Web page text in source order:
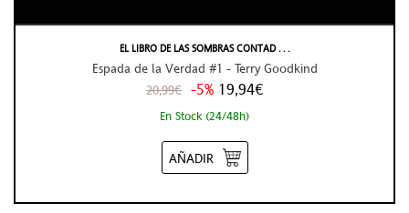
EL LIBRO DE LAS SOMBRAS CONTAD . . .
Espada de la Verdad #1 - Terry Goodkind
20,99€ -5% 19,94€
En Stock (24/48h)
AÑADIR